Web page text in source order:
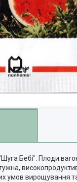
Бебі". Плоди
умов вирощування